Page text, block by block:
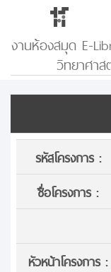
งานห้องสมุด E-
วิทยาศา
รหัสโครงการ :
ชื่อโครงการ :
หัวหน้าโครงการ :